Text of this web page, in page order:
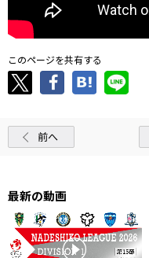
このページを共有する
前へ
最新の動画